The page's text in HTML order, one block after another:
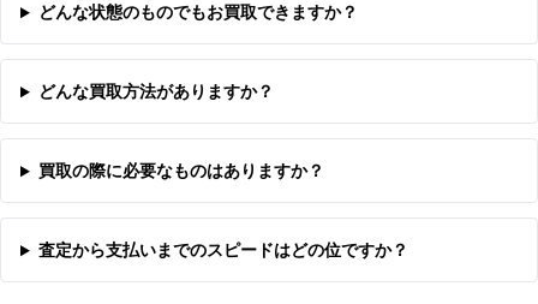
どんな状態のものでもお買取できますか？
どんな買取方法がありますか？
買取の際に必要なものはありますか？
査定から支払いまでのスピードはどの位ですか？